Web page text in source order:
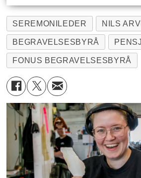
SEREMONILEDER NILS
BEGRAVELSESBYRÅ
FONUS BEGRAVELSESBYRÅ